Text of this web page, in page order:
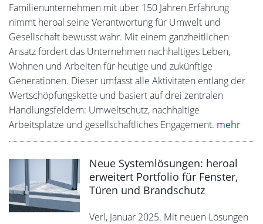
Familienunternehmen mit über 150 Jahren Erfahrung
nimmt heroal seine Verantwortung für Umwelt und
Gesellschaft bewusst wahr. Mit einem ganzheitlichen
Ansatz fördert das Unternehmen nachhaltiges Leben,
Wohnen und Arbeiten für heutige und zukünftige
Generationen. Dieser umfasst alle Aktivitäten entlang der
Wertschöpfungskette und basiert auf drei zentralen
Handlungsfeldern: Umweltschutz, nachhaltige
Arbeitsplätze und gesellschaftliches Engagement. mehr
Neue Systemlösungen: heroal
erweitert Portfolio für Fenster,
Türen und Brandschutz
Verl, Januar 2025. Mit neuen Lösungen